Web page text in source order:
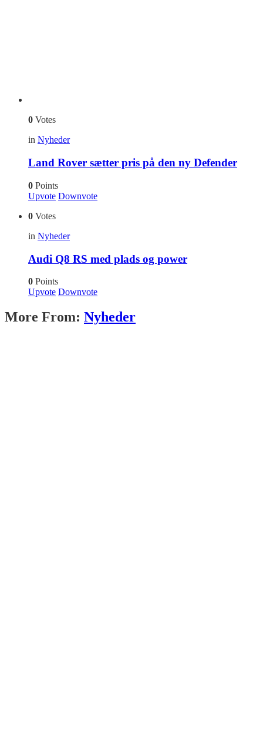
0 Votes
in Nyheder
Land Rover sætter pris på den ny Defender
0 Points
Upvote Downvote
0 Votes
in Nyheder
Audi Q8 RS med plads og power
0 Points
Upvote Downvote
More From: Nyheder